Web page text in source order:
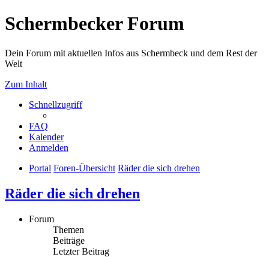
Schermbecker Forum
Dein Forum mit aktuellen Infos aus Schermbeck und dem Rest der
Welt
Zum Inhalt
Schnellzugriff
FAQ
Kalender
Anmelden
Portal Foren-Übersicht Räder die sich drehen
Räder die sich drehen
Forum
Themen
Beiträge
Letzter Beitrag